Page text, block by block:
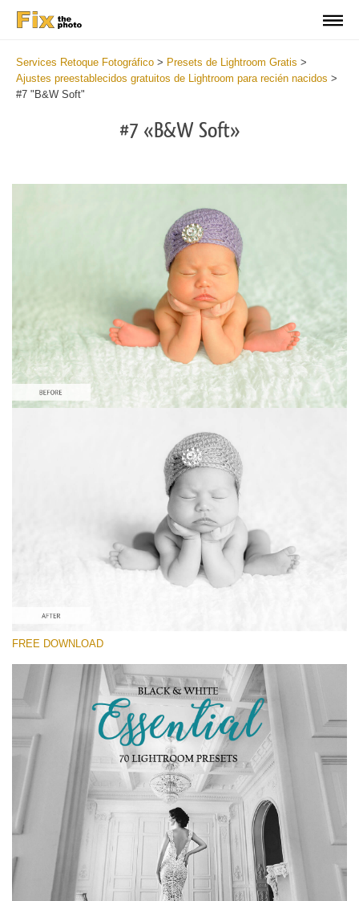
Services Retoque Fotográfico > Presets de Lightroom Gratis >
Ajustes preestablecidos gratuitos de Lightroom para recién nacidos >
#7 "B&W Soft"
#7 «B&W Soft»
Por favor seleccione
(400 Lr Presets)
(1432 Lr Presets)
Descarga gratis
FREE DOWNLOAD